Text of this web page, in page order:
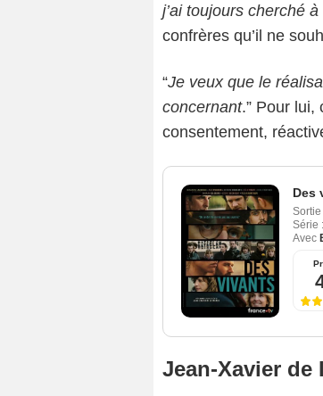
j’ai toujours cherché
confrères qu’il ne
“Je veux que le
concernant.” Pour lui,
consentement,
Des
Sortie
Série :
Avec
Jean-Xavier de